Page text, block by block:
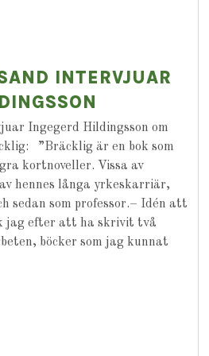
INTERVJUAR
Ingegerd Hildingsson om
”Bräcklig är en bok som
kortnoveller. Vissa av
hennes långa yrkeskarriär,
sedan som professor.– Idén att
jag efter att ha skrivit två
böcker som jag kunnat